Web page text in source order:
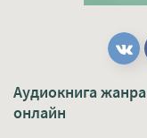
Аудиокнига жанра
онлайн